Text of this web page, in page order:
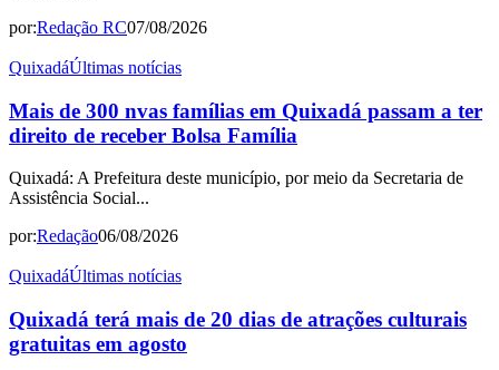
por:Redação RC07/08/2026
QuixadáÚltimas notícias
Mais de 300 nvas famílias em Quixadá passam a ter
direito de receber Bolsa Família
Quixadá: A Prefeitura deste município, por meio da Secretaria de
Assistência Social...
por:Redação06/08/2026
QuixadáÚltimas notícias
Quixadá terá mais de 20 dias de atrações culturais
gratuitas em agosto